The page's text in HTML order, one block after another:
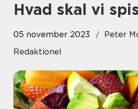
Hvad skal vi
05 november 2023
Peter
Redaktionel